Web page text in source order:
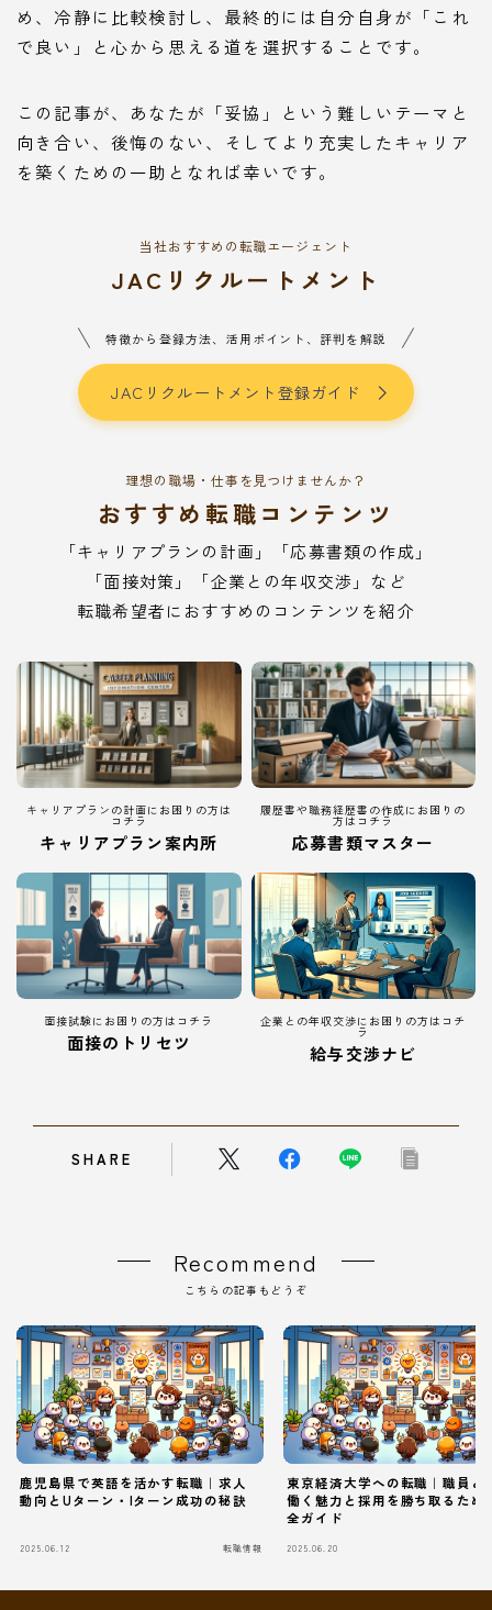
め、冷静に比較検討し、最終的には自分自身が「これ
で良い」と心から思える道を選択することです。
この記事が、あなたが「妥協」という難しいテーマと
向き合い、後悔のない、そしてより充実したキャリア
を築くための一助となれば幸いです。
当社おすすめの転職エージェント
JACリクルートメント
特徴から登録方法、活用ポイント、評判を解説
JACリクルートメント登録ガイド
理想の職場・仕事を見つけませんか？
おすすめ転職コンテンツ
「キャリアプランの計画」「応募書類の作成」
「面接対策」「企業との年収交渉」など
転職希望者におすすめのコンテンツを紹介
キャリアプランの計画にお困りの方は
コチラ
キャリアプラン案内所
履歴書や職務経歴書の作成にお困りの
方はコチラ
応募書類マスター
面接試験にお困りの方はコチラ
面接のトリセツ
企業との年収交渉にお困りの方はコチ
ラ
給与交渉ナビ
SHARE
Recommend
こちらの記事もどうぞ
鹿児島県で英語を活かす転職｜求人
動向とUターン・Iターン成功の秘訣
2025.06.12 転職情報
東京経済大学への転職｜職員と
働く魅力と採用を勝ち取るため
全ガイド
2025.06.20